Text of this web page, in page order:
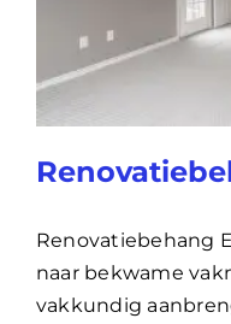
Renovatiebehang
naar bekwame
vakkundig